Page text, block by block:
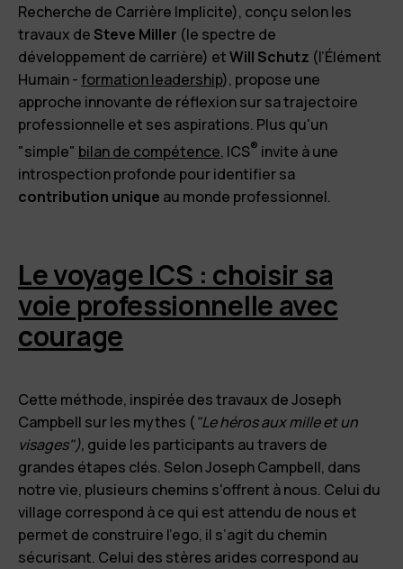
Recherche de Carrière Implicite), conçu selon les
travaux de Steve Miller (le spectre de
développement de carrière) etWill Schutz (l’Élément
Humain -formation leadership), propose une
approche innovante de réflexion sur sa trajectoire
professionnelle et ses aspirations. Plus qu'un
"simple" bilan de compétence, ICS® invite à une
introspection profonde pour identifier sa
contribution unique au monde professionnel.
Le voyage ICS : choisir sa
voie professionnelle avec
courage
Cette méthode, inspirée des travaux de Joseph
Campbell sur les mythes ("Le héros aux mille et un
visages"), guide les participants au travers de
grandes étapes clés. Selon Joseph Campbell, dans
notre vie, plusieurs chemins s'offrent à nous. Celui du
village correspond à ce qui est attendu de nous et
permet de construire l'ego, il s’agit du chemin
sécurisant. Celui des stères arides correspond au